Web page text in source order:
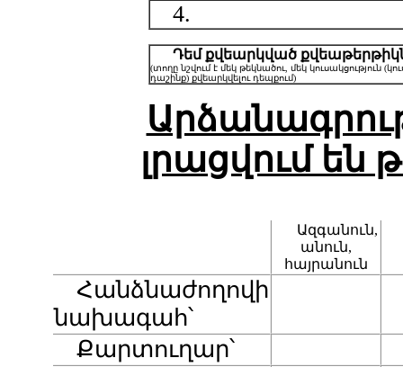
4.
Դեմ քվեարկված
(տողը նշվում է մեկ թեկնածու, մեկ կուսակցություն
դաշինք) քվեարկվելու դեպքում)
լրացվում են
Ազգանուն,
անուն,
հայրանուն
Հանձնաժողովի
նախագահ՝
Քարտուղար՝